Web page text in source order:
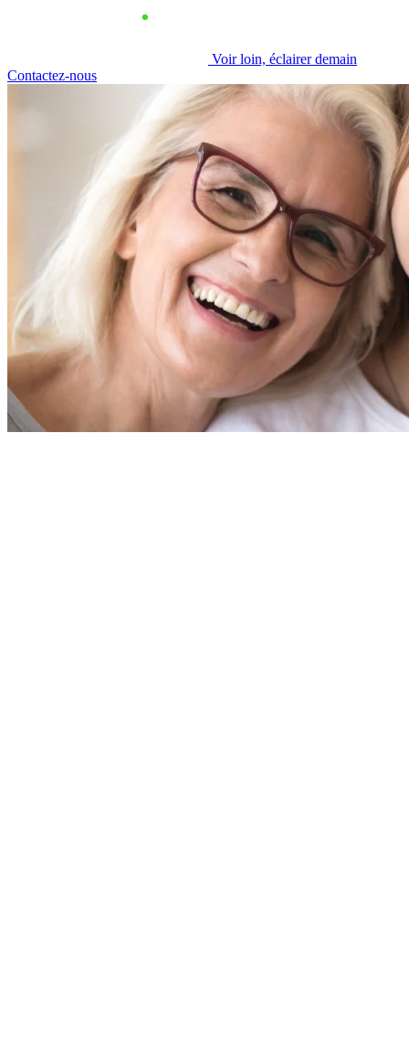
Voir loin, éclairer demain
Contactez-nous